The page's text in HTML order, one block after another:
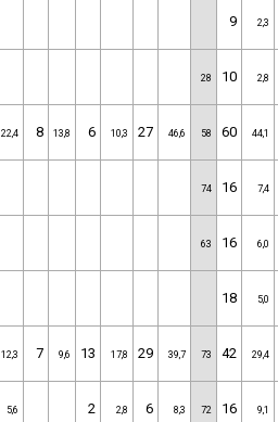
9 2,3
28 10 2,8
22,4 8 13,8 6 10,3 27 46,6 58 60 44,1
74 16 7,4
63 16 6,0
18 5,0
12,3 7 9,6 13 17,8 29 39,7 73 42 29,4
5,6 2 2,8 6 8,3 72 16 9,1